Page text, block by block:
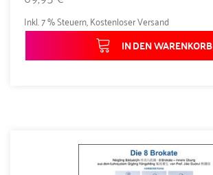
Inkl. 7 % Steuern,Kostenloser Versand
IN DEN WARENKORB